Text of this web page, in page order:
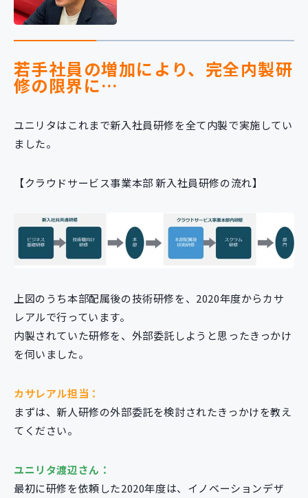
若手社員の増加により、完全内製研
修の限界に…
ユニリタはこれまで新入社員研修を全て内製で実施してい
ました。
【クラウドサービス事業本部 新入社員研修の流れ】
上図のうち本部配属後の技術研修を、2020年度からカサ
レアルで行っています。
内製されていた研修を、外部委託しようと思ったきっかけ
を伺いました。
カサレアル担当：
まずは、新人研修の外部委託を検討されたきっかけを教え
てください。
ユニリタ渡辺さん：
最初に研修を依頼した2020年度は、イノベーションデザ